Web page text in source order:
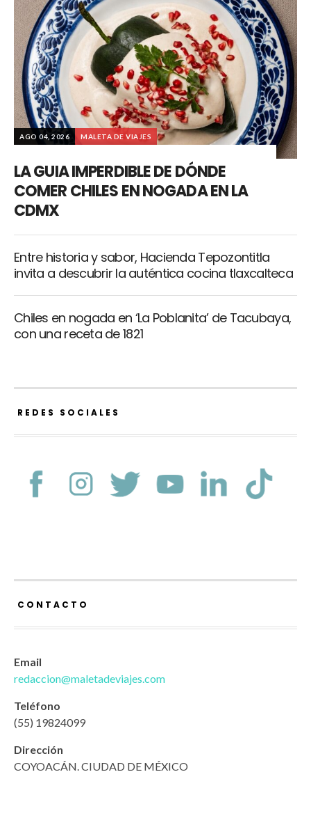
AGO 04, 2026 MALETA DE VIAJES
LA GUIA IMPERDIBLE DE DÓNDE
COMER CHILES EN NOGADA EN LA
CDMX
Entre historia y sabor, Hacienda Tepozontitla
invita a descubrir la auténtica cocina tlaxcalteca
Chiles en nogada en ‘La Poblanita’ de Tacubaya,
con una receta de 1821
REDES SOCIALES
CONTACTO
Email
redaccion@maletadeviajes.com
Teléfono
(55) 19824099
Dirección
COYOACÁN. CIUDAD DE MÉXICO